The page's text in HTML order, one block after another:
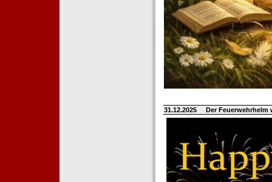
31.12.2025 Der